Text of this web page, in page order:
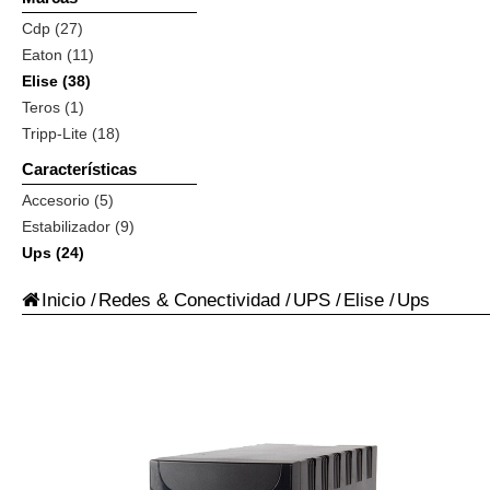
Cdp (27)
Eaton (11)
Elise (38)
Teros (1)
Tripp-Lite (18)
Características
Accesorio (5)
Estabilizador (9)
Ups (24)
Inicio /Redes & Conectividad /UPS /Elise /Ups